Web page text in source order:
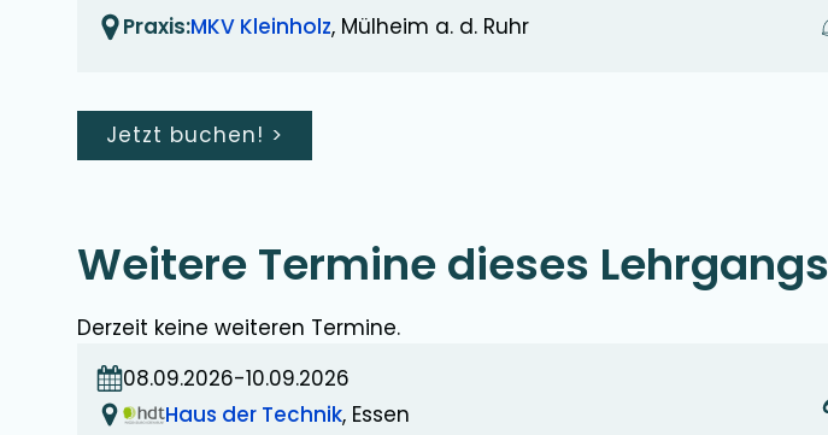
Praxis:MKV Kleinholz, Mülheim a. d. Ruhr
Jetzt buchen! >
WeitereTermine dieses Lehrgangs
Derzeit keine weiteren Termine.
08.09.2026-10.09.2026
Haus der Technik, Essen